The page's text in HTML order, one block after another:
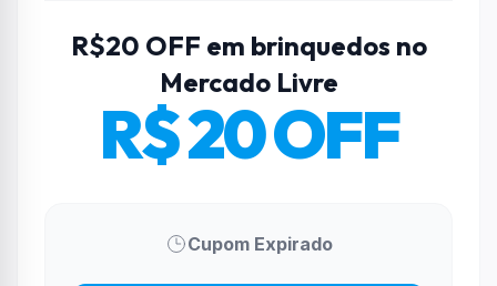
R$20 OFF em brinquedos no
Mercado Livre
R$ 20 OFF
Cupom Expirado